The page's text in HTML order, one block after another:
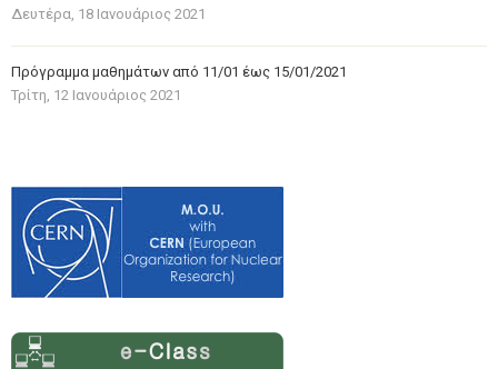
Δευτέρα, 18 Ιανουάριος 2021
Πρόγραμμα μαθημάτων από 11/01 έως 15/01/2021
Τρίτη, 12 Ιανουάριος 2021